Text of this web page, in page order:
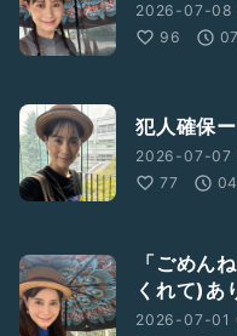
2026-07-08
96
犯人確保
2026-07-07
77
「ごめん
くれて)あ
2026-07-01